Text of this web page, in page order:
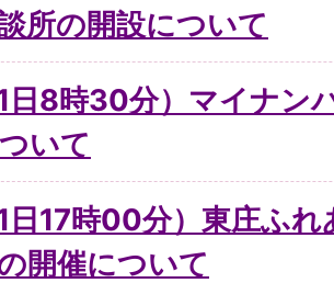
所の開設について
1日8時30分）マイナン
いて
1日17時00分）東庄ふ
開催について